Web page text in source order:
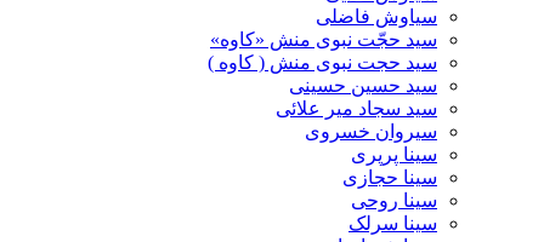
سیاوش فاضلی
سید حجّت نبوی منش «کاوه»
سید حجت نبوی منش ( کاوه )
سید حسین حسینى
سید سجاد میر علائی
سیروان خسروی
سینا پرپری
سینا حجازی
سینا روحی
سینا سرلک